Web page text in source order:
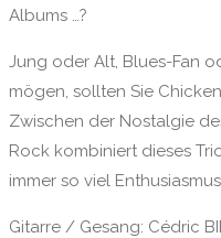
Albums …?
Jung oder Alt, Blues-Fan
mögen, sollten Sie
Zwischen der Nostalgie
Rock kombiniert dieses
immer so viel
Gitarre / Gesang: Cédric